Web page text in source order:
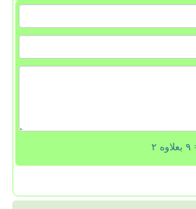
۲